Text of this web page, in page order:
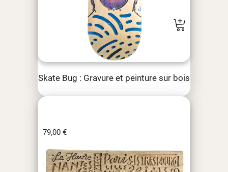
Skate Bug : Gravure et peinture sur bois
79,00 €